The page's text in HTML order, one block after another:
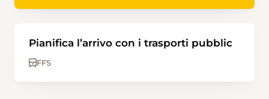
Pianifica l’arrivo con i trasporti pubblic
FFS